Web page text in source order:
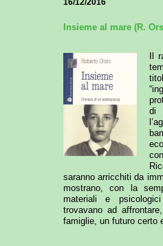
16/12/2016
Insieme al mare (R.
Il
di
saranno arricchiti da
mostrano, con la
materiali e
trovavano ad
famiglie, un futuro certo